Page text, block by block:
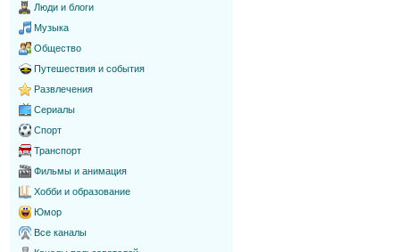
Люди и блоги
Музыка
Общество
Путешествия и события
Развлечения
Сериалы
Спорт
Транспорт
Фильмы и анимация
Хобби и образование
Юмор
Все каналы